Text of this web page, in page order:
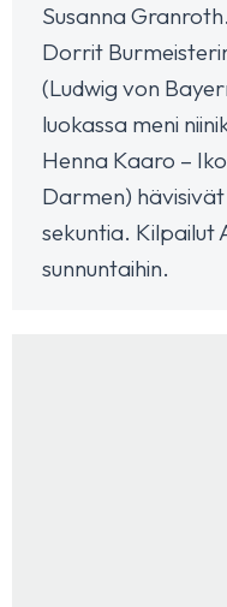
Susanna
Dorrit
(Ludwig von
luokassa meni
Henna Kaaro –
Darmen)
sekuntia. Kilpailut
sunnuntaihin.